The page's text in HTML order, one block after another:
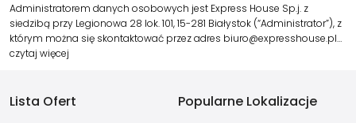
Administratorem danych osobowych jest Express House Sp.j. z
siedzibą przy Legionowa 28 lok. 101, 15-281 Białystok (“Administrator”), z
którym można się skontaktować przez adres biuro@expresshouse.pl…
czytaj więcej
Lista Ofert
Popularne Lokalizacje